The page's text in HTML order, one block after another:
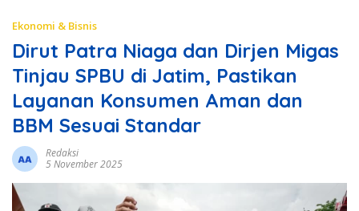
Ekonomi & Bisnis
Dirut Patra Niaga dan Dirjen Migas
Tinjau SPBU di Jatim, Pastikan
Layanan Konsumen Aman dan
BBM Sesuai Standar
Redaksi
5 November 2025